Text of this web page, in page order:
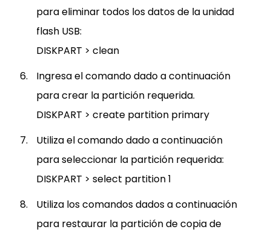
para eliminar todos los datos de la unidad
flash USB:
DISKPART > clean
Ingresa el comando dado a continuación
para crear la partición requerida.
DISKPART > create partition primary
Utiliza el comando dado a continuación
para seleccionar la partición requerida:
DISKPART > select partition 1
Utiliza los comandos dados a continuación
para restaurar la partición de copia de